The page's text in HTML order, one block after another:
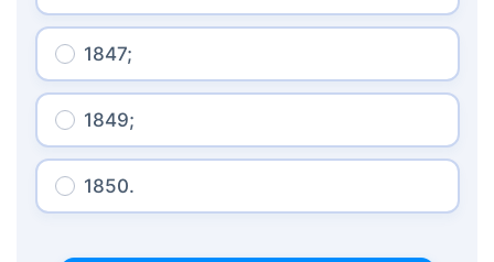
1847;
1849;
1850.